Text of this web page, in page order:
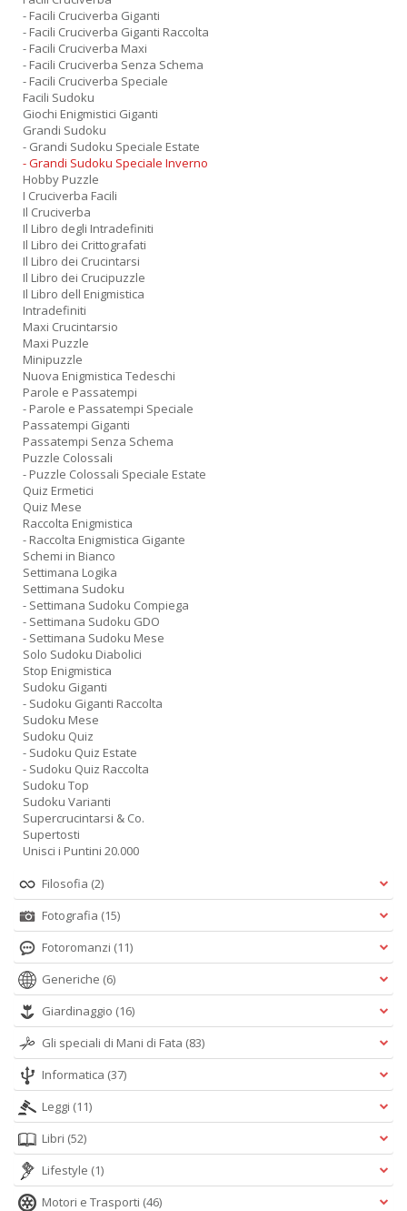
- Facili Cruciverba Giganti
- Facili Cruciverba Giganti Raccolta
- Facili Cruciverba Maxi
- Facili Cruciverba Senza Schema
- Facili Cruciverba Speciale
Facili Sudoku
Giochi Enigmistici Giganti
Grandi Sudoku
- Grandi Sudoku Speciale Estate
- Grandi Sudoku Speciale Inverno
Hobby Puzzle
I Cruciverba Facili
Il Cruciverba
Il Libro degli Intradefiniti
Il Libro dei Crittografati
Il Libro dei Crucintarsi
Il Libro dei Crucipuzzle
Il Libro dell Enigmistica
Intradefiniti
Maxi Crucintarsio
Maxi Puzzle
Minipuzzle
Nuova Enigmistica Tedeschi
Parole e Passatempi
- Parole e Passatempi Speciale
Passatempi Giganti
Passatempi Senza Schema
Puzzle Colossali
- Puzzle Colossali Speciale Estate
Quiz Ermetici
Quiz Mese
Raccolta Enigmistica
- Raccolta Enigmistica Gigante
Schemi in Bianco
Settimana Logika
Settimana Sudoku
- Settimana Sudoku Compiega
- Settimana Sudoku GDO
- Settimana Sudoku Mese
Solo Sudoku Diabolici
Stop Enigmistica
Sudoku Giganti
- Sudoku Giganti Raccolta
Sudoku Mese
Sudoku Quiz
- Sudoku Quiz Estate
- Sudoku Quiz Raccolta
Sudoku Top
Sudoku Varianti
Supercrucintarsi & Co.
Supertosti
Unisci i Puntini 20.000
Filosofia (2)
Fotografia (15)
Fotoromanzi (11)
Generiche (6)
Giardinaggio (16)
Gli speciali di Mani di Fata (83)
Informatica (37)
Leggi (11)
Libri (52)
Lifestyle (1)
Motori e Trasporti (46)